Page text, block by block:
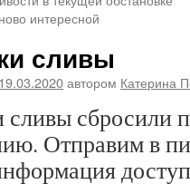
интересной
сливы
19.03.2020автором Катерина
сливы сбросили
Отправим в